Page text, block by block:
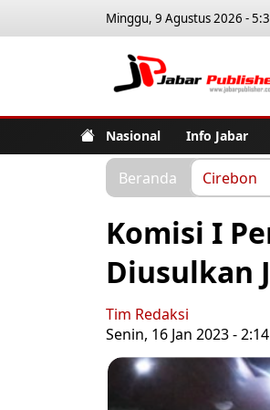
Minggu, 9 Agustus 2026 -
Nasional Info Jabar
Beranda Cirebon
Komisi I
Diusulkan
Tim Redaksi
Senin, 16 Jan 2023 -